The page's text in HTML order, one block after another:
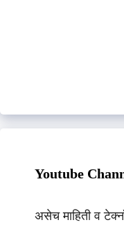
Youtube
असेच माहिती व